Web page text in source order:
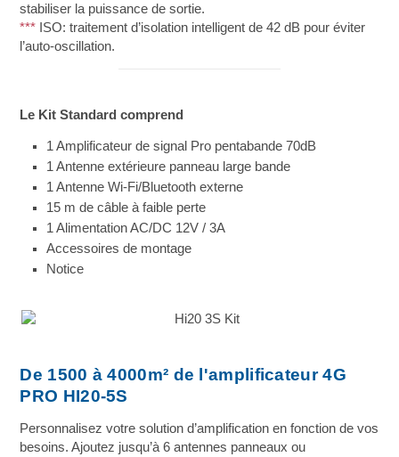
stabiliser la puissance de sortie.
*** ISO: traitement d’isolation intelligent de 42 dB pour éviter
l’auto-oscillation.
Le Kit Standard comprend
1 Amplificateur de signal Pro pentabande 70dB
1 Antenne extérieure panneau large bande
1 Antenne Wi-Fi/Bluetooth externe
15 m de câble à faible perte
1 Alimentation AC/DC 12V / 3A
Accessoires de montage
Notice
De 1500 à 4000m² de l'amplificateur 4G
PRO HI20-5S
Personnalisez votre solution d’amplification en fonction de vos
besoins. Ajoutez jusqu’à 6 antennes panneaux ou